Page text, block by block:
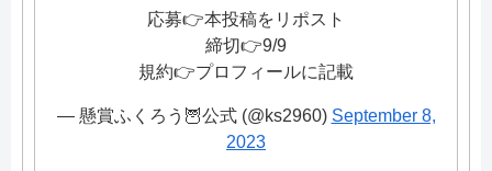
応募👉本投稿をリポスト
締切👉9/9
規約👉プロフィールに記載
— 懸賞ふくろう🦉公式 (@ks2960) September 8,
2023